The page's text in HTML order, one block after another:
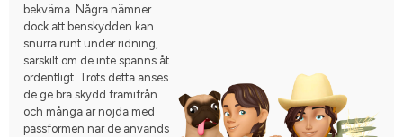
bekväma. Några nämner
dock att benskydden kan
snurra runt under ridning,
särskilt om de inte spänns åt
ordentligt. Trots detta anses
de ge bra skydd framifrån
och många är nöjda med
passformen när de används